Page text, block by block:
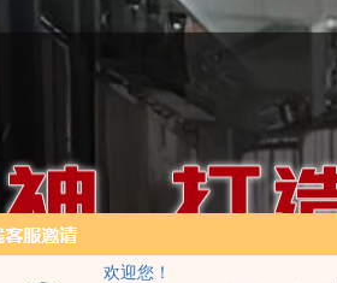
欢迎您！